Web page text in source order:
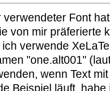
verwendeter Font
von mir präferierte
verwende
"one.alt001"
wenn Text
Beispiel läuft,